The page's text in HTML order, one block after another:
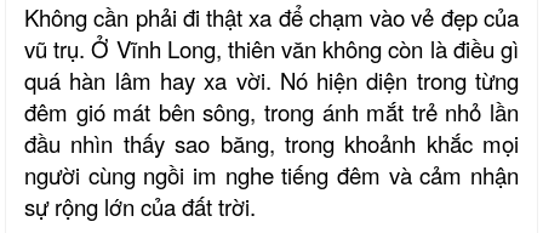
Không cần phải đi thật xa để chạm vào vẻ đẹp của
vũ trụ. Ở Vĩnh Long, thiên văn không còn là điều gì
quá hàn lâm hay xa vời. Nó hiện diện trong từng
đêm gió mát bên sông, trong ánh mắt trẻ nhỏ lần
đầu nhìn thấy sao băng, trong khoảnh khắc mọi
người cùng ngồi im nghe tiếng đêm và cảm nhận
sự rộng lớn của đất trời.